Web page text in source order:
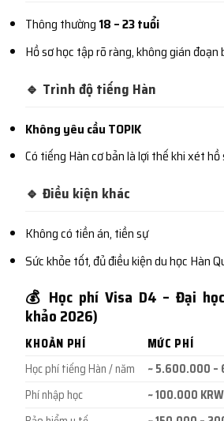
Thông thường 18 – 23 tuổi
Hồ sơ học tập rõ ràng, không gián
🔹 Trình độ tiếng Hàn
Không yêu cầu TOPIK
Có tiếng Hàn cơ bản là lợi thế khi xét
🔹 Điều kiện khác
Không có tiền án, tiền sự
Sức khỏe tốt, đủ điều kiện du học Hàn
💰 Học phí Visa D4 – Đại
khảo 2026)
KHOẢN PHÍ
MỨC PHÍ
Học phí tiếng Hàn / năm
~ 5.600.000 –
Phí nhập học
~ 100.000 KRW